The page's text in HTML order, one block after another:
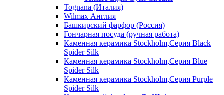
Tognana (Италия)
Wilmax Англия
Башкирский фарфор (Россия)
Гончарная посуда (ручная работа)
Каменная керамика Stockholm,Серия Black
Spider Silk
Каменная керамика Stockholm,Серия Blue
Spider Silk
Каменная керамика Stockholm,Серия Purple
Spider Silk